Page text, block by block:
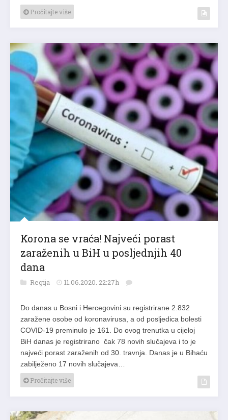
Pročitajte više
Korona se vraća! Najveći porast
zaraženih u BiH u posljednjih 40
dana
Regija 11.06.2020. 22:27h
Do danas u Bosni i Hercegovini su registrirane 2.832
zaražene osobe od koronavirusa, a od posljedica bolesti
COVID-19 preminulo je 161. Do ovog trenutka u cijeloj
BiH danas je registrirano čak 78 novih slučajeva i to je
najveći porast zaraženih od 30. travnja. Danas je u Bihaću
zabilježeno 17 novih slučajeva…
Pročitajte više